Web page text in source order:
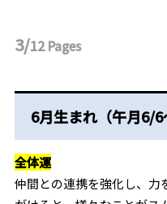
3/12Pages
6月生まれ（午月
全体運
仲間との連携を強化し、力